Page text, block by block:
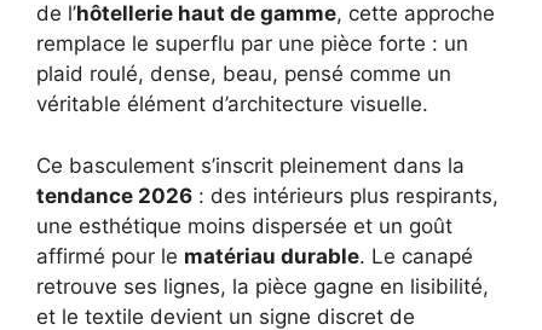
de l’hôtellerie haut de gamme, cette approche
remplace le superflu par une pièce forte : un
plaid roulé, dense, beau, pensé comme un
véritable élément d’architecture visuelle.
Ce basculement s’inscrit pleinement dans la
tendance 2026 : des intérieurs plus respirants,
une esthétique moins dispersée et un goût
affirmé pour le matériau durable. Le canapé
retrouve ses lignes, la pièce gagne en lisibilité,
et le textile devient un signe discret de